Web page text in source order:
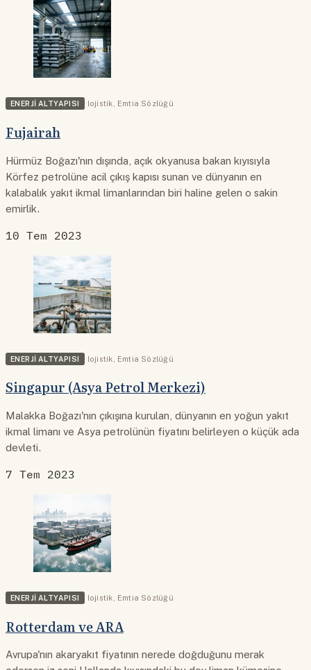
ENERJI ALTYAPISI lojistik Emtia Sözlüğü
Fujairah
Hürmüz Boğazı'nın dışında, açık okyanusa bakan kıyısıyla
Körfez petrolüne acil çıkış kapısı sunan ve dünyanın en
kalabalık yakıt ikmal limanlarından biri haline gelen o sakin
emirlik.
10 Tem 2023
ENERJI ALTYAPISI lojistik Emtia Sözlüğü
Singapur (Asya Petrol Merkezi)
Malakka Boğazı'nın çıkışına kurulan, dünyanın en yoğun yakıt
ikmal limanı ve Asya petrolünün fiyatını belirleyen o küçük ada
devleti.
7 Tem 2023
ENERJI ALTYAPISI lojistik Emtia Sözlüğü
Rotterdam ve ARA
Avrupa'nın akaryakıt fiyatının nerede doğduğunu merak